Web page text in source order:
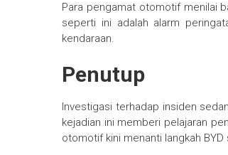
Para pengamat otomotif menilai
seperti ini adalah alarm
kendaraan.
Penutup
Investigasi terhadap insiden
kejadian ini memberi pelajaran
otomotif kini menanti langkah